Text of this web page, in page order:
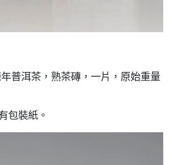
普洱茶，熟茶磚，一片，原始重量
包裝紙。